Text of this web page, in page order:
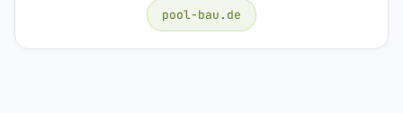
pool-bau.de